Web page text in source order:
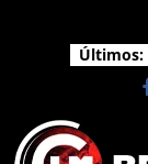
Últimos: